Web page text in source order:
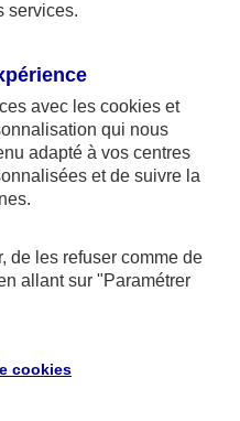
opérations de
Assurances,
430,40 €,
services.
avec les cookies et
qui nous
adapté à vos centres
et de suivre la
de les refuser comme de
allant sur "Paramétrer
cookies